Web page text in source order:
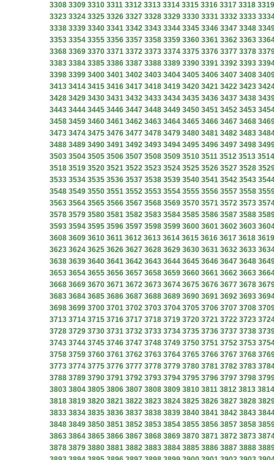
3308 3309 3310 3311 3312 3313 3314 3315 3316 3317 3318 3319
3323 3324 3325 3326 3327 3328 3329 3330 3331 3332 3333
3338 3339 3340 3341 3342 3343 3344 3345 3346 3347 3348
3353 3354 3355 3356 3357 3358 3359 3360 3361 3362 3363
3368 3369 3370 3371 3372 3373 3374 3375 3376 3377 3378
3383 3384 3385 3386 3387 3388 3389 3390 3391 3392 3393
3398 3399 3400 3401 3402 3403 3404 3405 3406 3407 3408
3413 3414 3415 3416 3417 3418 3419 3420 3421 3422 3423
3428 3429 3430 3431 3432 3433 3434 3435 3436 3437 3438
3443 3444 3445 3446 3447 3448 3449 3450 3451 3452 3453
3458 3459 3460 3461 3462 3463 3464 3465 3466 3467 3468
3473 3474 3475 3476 3477 3478 3479 3480 3481 3482 3483
3488 3489 3490 3491 3492 3493 3494 3495 3496 3497 3498
3503 3504 3505 3506 3507 3508 3509 3510 3511 3512 3513 3514
3518 3519 3520 3521 3522 3523 3524 3525 3526 3527 3528
3533 3534 3535 3536 3537 3538 3539 3540 3541 3542 3543
3548 3549 3550 3551 3552 3553 3554 3555 3556 3557 3558
3563 3564 3565 3566 3567 3568 3569 3570 3571 3572 3573
3578 3579 3580 3581 3582 3583 3584 3585 3586 3587 3588
3593 3594 3595 3596 3597 3598 3599 3600 3601 3602 3603
3608 3609 3610 3611 3612 3613 3614 3615 3616 3617 3618 3619
3623 3624 3625 3626 3627 3628 3629 3630 3631 3632 3633
3638 3639 3640 3641 3642 3643 3644 3645 3646 3647 3648
3653 3654 3655 3656 3657 3658 3659 3660 3661 3662 3663
3668 3669 3670 3671 3672 3673 3674 3675 3676 3677 3678
3683 3684 3685 3686 3687 3688 3689 3690 3691 3692 3693
3698 3699 3700 3701 3702 3703 3704 3705 3706 3707 3708
3713 3714 3715 3716 3717 3718 3719 3720 3721 3722 3723
3728 3729 3730 3731 3732 3733 3734 3735 3736 3737 3738
3743 3744 3745 3746 3747 3748 3749 3750 3751 3752 3753
3758 3759 3760 3761 3762 3763 3764 3765 3766 3767 3768
3773 3774 3775 3776 3777 3778 3779 3780 3781 3782 3783
3788 3789 3790 3791 3792 3793 3794 3795 3796 3797 3798
3803 3804 3805 3806 3807 3808 3809 3810 3811 3812 3813 3814
3818 3819 3820 3821 3822 3823 3824 3825 3826 3827 3828
3833 3834 3835 3836 3837 3838 3839 3840 3841 3842 3843
3848 3849 3850 3851 3852 3853 3854 3855 3856 3857 3858
3863 3864 3865 3866 3867 3868 3869 3870 3871 3872 3873
3878 3879 3880 3881 3882 3883 3884 3885 3886 3887 3888